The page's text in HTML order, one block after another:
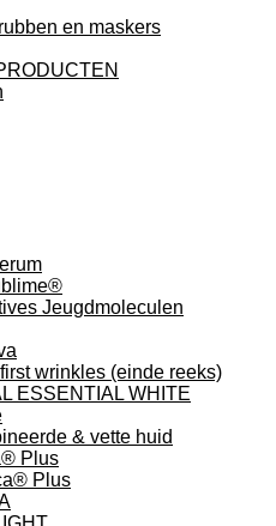
en maskers
Jeugdmoleculen
wrinkles (einde reeks)
ESSENTIAL WHITE
& vette huid
Plus
Plus